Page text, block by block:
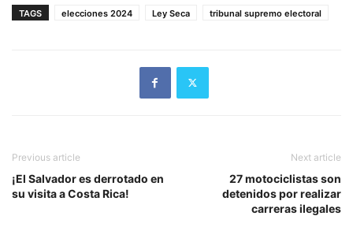
TAGS elecciones 2024 Ley Seca tribunal supremo electoral
Previous article
¡El Salvador es derrotado en
su visita a Costa Rica!
Next article
27 motociclistas son
detenidos por realizar
carreras ilegales